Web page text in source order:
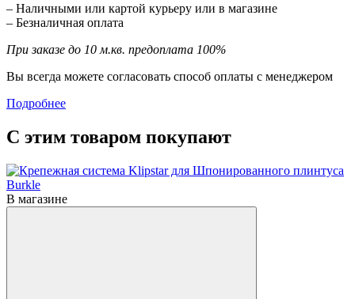
– Наличными или картой курьеру или в магазине
– Безналичная оплата
При заказе до 10 м.кв. предоплата 100%
Вы всегда можете согласовать способ оплаты с менеджером
Подробнее
С этим товаром покупают
В магазине